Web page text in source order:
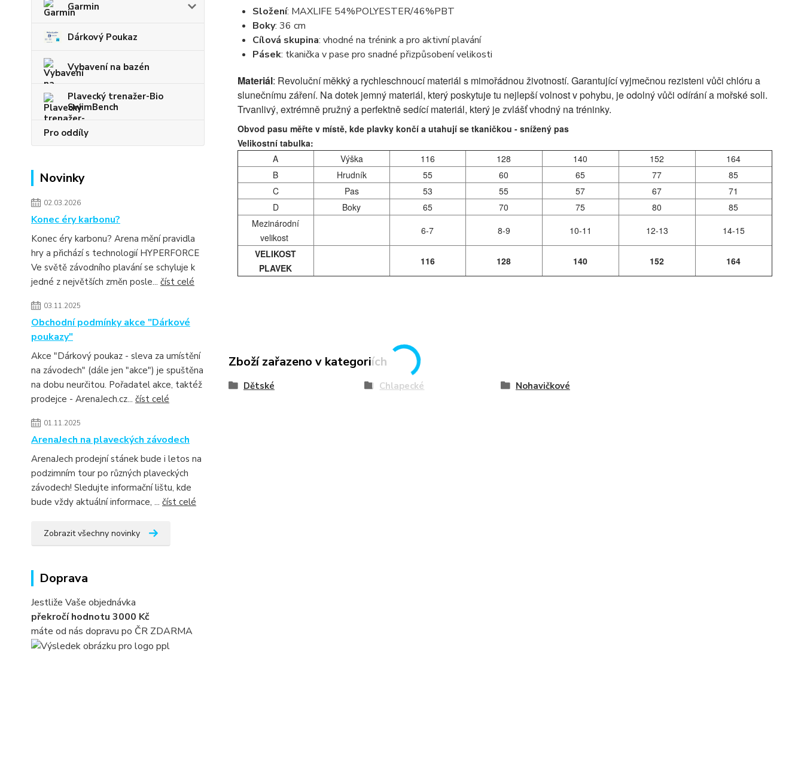
Garmin
Dárkový Poukaz
Vybavení na bazén
Plavecký trenažer-Bio
SwimBench
Pro oddíly
Novinky
02.03.2026
Konec éry karbonu?
Konec éry karbonu? Arena mění pravidla
hry a přichází s technologií HYPERFORCE
Ve světě závodního plavání se schyluje k
jedné z největších změn posle... číst celé
03.11.2025
Obchodní podmínky akce "Dárkové
poukazy"
Akce "Dárkový poukaz - sleva za umístění
na závodech" (dále jen "akce") je spuštěna
na dobu neurčitou. Pořadatel akce, taktéž
prodejce - ArenaJech.cz... číst celé
01.11.2025
ArenaJech na plaveckých závodech
ArenaJech prodejní stánek bude i letos na
podzimním tour po různých plaveckých
závodech! Sledujte informační lištu, kde
bude vždy aktuální informace, ... číst celé
Zobrazit všechny novinky
Doprava
Jestliže Vaše objednávka
překročí hodnotu 3000 Kč
máte od nás dopravu po ČR ZDARMA
Složení: MAXLIFE 54%POLYESTER/46%PBT
Boky: 36 cm
Cílová skupina: vhodné na trénink a pro aktivní plavání
Pásek: tkanička v pase pro snadné přizpůsobení velikosti
Materiál: Revoluční měkký a rychleschnoucí materiál s mimořádnou životností. Garantující vyjmečnou rezisteni vůči chlóru a
slunečnímu záření. Na dotek jemný materiál, který poskytuje tu nejlepší volnost v pohybu, je odolný vůči odírání a mořské soli.
Trvanlivý, extrémně pružný a perfektně sedící materiál, který je zvlášť vhodný na tréninky.
Obvod pasu měřte v místě, kde plavky končí a utahují se tkaničkou - snížený pas
Velikostní tabulka:
A
Výška 116 128 140 152
164
B
Hrudník 55 60 65 77
85
C
Pas 53 55 57 67
71
D
Boky 65 70 75 80
85
Mezinárodní
velikost
6-7 8-9 10-11 12-13
14-15
VELIKOST
PLAVEK
116 128 140 152 164
Zboží zařazeno v kategoriích
Dětské Chlapecké Nohavičkové